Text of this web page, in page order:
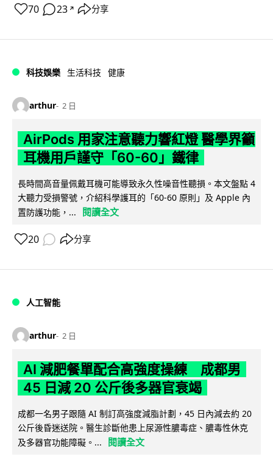
70 23 ↗ 分享
科技娛樂 生活科技 健康
arthur 2 日
AirPods 用家注意聽力響紅燈 醫學界籲
耳機用戶謹守「60-60」鐵律
長時間高音量佩戴耳機可能導致永久性噪音性聽損。本文盤點 4
大聽力受損警號，介紹科學護耳的「60-60 原則」及 Apple 內
置防護功能，...
閱讀全文
20 分享
人工智能
arthur 2 日
AI 減肥餐單配合高強度操練 成都男
45 日減 20 公斤後多器官衰竭
成都一名男子跟隨 AI 制訂高強度減脂計劃，45 日內減去約 20
公斤後昏迷送院。醫生診斷他患上尿源性膿毒症、膿毒性休克
及多器官功能障礙。...
閱讀全文